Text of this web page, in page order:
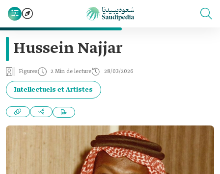
Hussein Najjar
Figures 2 Min de lecture 28/03/2026
Intellectuels et Artistes